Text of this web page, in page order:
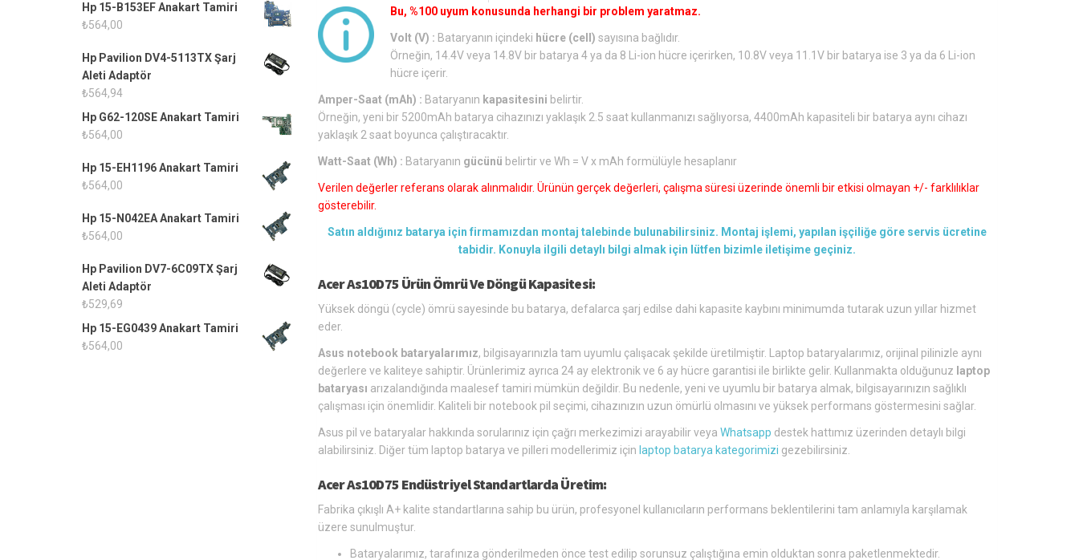
Bu, %100 uyum konusunda herhangi bir problem yaratmaz.
Volt (V) : Bataryanın içindeki hücre (cell) sayısına bağlıdır.
Örneğin, 14.4V veya 14.8V bir batarya 4 ya da 8 Li-ion hücre içerirken, 10.8V veya 11.1V bir batarya ise 3 ya da 6 Li-ion
hücre içerir.
Amper-Saat (mAh) : Bataryanın kapasitesini belirtir.
Örneğin, yeni bir 5200mAh batarya cihazınızı yaklaşık 2.5 saat kullanmanızı sağlıyorsa, 4400mAh kapasiteli bir batarya aynı cihazı
yaklaşık 2 saat boyunca çalıştıracaktır.
Watt-Saat (Wh) : Bataryanın gücünü belirtir ve Wh = V x mAh formülüyle hesaplanır
Verilen değerler referans olarak alınmalıdır. Ürünün gerçek değerleri, çalışma süresi üzerinde önemli bir etkisi olmayan +/- farklılıklar
gösterebilir.
Satın aldığınız batarya için firmamızdan montaj talebinde bulunabilirsiniz. Montaj işlemi, yapılan işçiliğe göre servis ücretine
tabidir. Konuyla ilgili detaylı bilgi almak için lütfen bizimle iletişime geçiniz.
Acer As10D75 Ürün Ömrü Ve Döngü Kapasitesi:
Yüksek döngü (cycle) ömrü sayesinde bu batarya, defalarca şarj edilse dahi kapasite kaybını minimumda tutarak uzun yıllar hizmet
eder.
Asus notebook bataryalarımız, bilgisayarınızla tam uyumlu çalışacak şekilde üretilmiştir. Laptop bataryalarımız, orijinal pilinizle aynı
değerlere ve kaliteye sahiptir. Ürünlerimiz ayrıca 24 ay elektronik ve 6 ay hücre garantisi ile birlikte gelir. Kullanmakta olduğunuz laptop
bataryası arızalandığında maalesef tamiri mümkün değildir. Bu nedenle, yeni ve uyumlu bir batarya almak, bilgisayarınızın sağlıklı
çalışması için önemlidir. Kaliteli bir notebook pil seçimi, cihazınızın uzun ömürlü olmasını ve yüksek performans göstermesini sağlar.
Asus pil ve bataryalar hakkında sorularınız için çağrı merkezimizi arayabilir veya Whatsapp destek hattımız üzerinden detaylı bilgi
alabilirsiniz. Diğer tüm laptop batarya ve pilleri modellerimiz için laptop batarya kategorimizi gezebilirsiniz.
Acer As10D75 Endüstriyel Standartlarda Üretim:
Fabrika çıkışlı A+ kalite standartlarına sahip bu ürün, profesyonel kullanıcıların performans beklentilerini tam anlamıyla karşılamak
üzere sunulmuştur.
Bataryalarımız, tarafınıza gönderilmeden önce test edilip sorunsuz çalıştığına emin olduktan sonra paketlenmektedir.
Hp 15-B153EF Anakart Tamiri
₺564,00
Hp Pavilion DV4-5113TX Şarj
Aleti Adaptör
₺564,94
Hp G62-120SE Anakart Tamiri
₺564,00
Hp 15-EH1196 Anakart Tamiri
₺564,00
Hp 15-N042EA Anakart Tamiri
₺564,00
Hp Pavilion DV7-6C09TX Şarj
Aleti Adaptör
₺529,69
Hp 15-EG0439 Anakart Tamiri
₺564,00